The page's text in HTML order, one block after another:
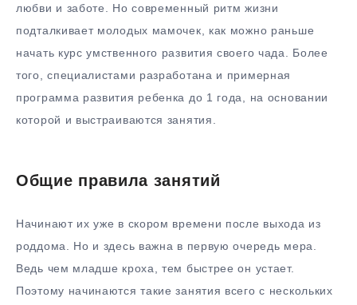
любви и заботе. Но современный ритм жизни
подталкивает молодых мамочек, как можно раньше
начать курс умственного развития своего чада. Более
того, специалистами разработана и примерная
программа развития ребенка до 1 года, на основании
которой и выстраиваются занятия.
Общие правила занятий
Начинают их уже в скором времени после выхода из
роддома. Но и здесь важна в первую очередь мера.
Ведь чем младше кроха, тем быстрее он устает.
Поэтому начинаются такие занятия всего с нескольких